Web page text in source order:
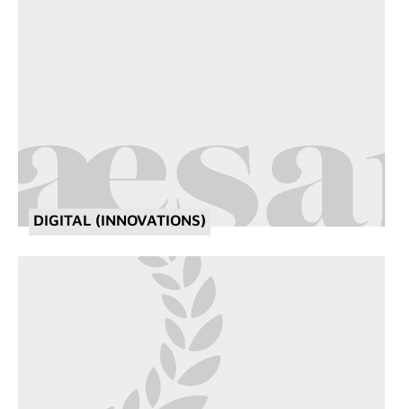
DIGITAL (INNOVATIONS)